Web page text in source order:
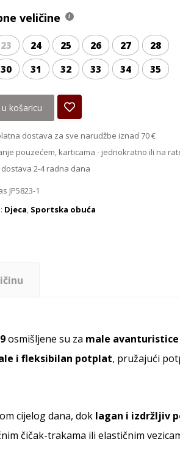
veličine
23 24 25 26 27
28
30 31 32 33 34 35
košaricu
dostava za sve narudžbe iznad 70 €
pouzećem, karticama - jednokratno ili na
dostava 2-4 radna dana
JP5823-1
Djeca, Sportska obuća
osmišljene su za male avanturistice
i fleksibilan potplat, pružajući
cijelog dana, dok lagan i izdržljiv
čičak-trakama ili elastičnim